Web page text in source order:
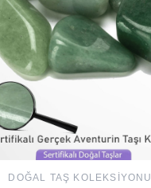
DOĞAL TAŞ KOLEKSIYONU